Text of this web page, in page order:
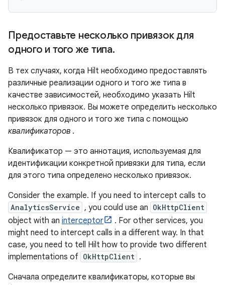
Предоставьте несколько привязок для
одного и того же типа.
В тех случаях, когда Hilt необходимо предоставлять
различные реализации одного и того же типа в
качестве зависимостей, необходимо указать Hilt
несколько привязок. Вы можете определить несколько
привязок для одного и того же типа с помощью
квалификаторов .
Квалификатор — это аннотация, используемая для
идентификации конкретной привязки для типа, если
для этого типа определено несколько привязок.
Consider the example. If you need to intercept calls to
AnalyticsService , you could use an OkHttpClient
object with an interceptor
. For other services, you
might need to intercept calls in a different way. In that
case, you need to tell Hilt how to provide two different
implementations of OkHttpClient .
Сначала определите квалификаторы, которые вы